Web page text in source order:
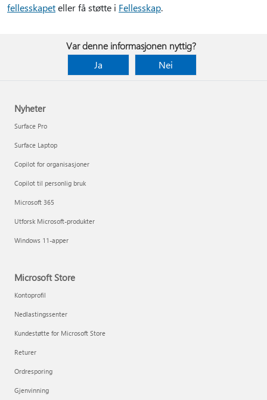
fellesskapeteller få støtte i Fellesskap.
Var denne informasjonen nyttig?
Ja
Nei
Nyheter
Surface Pro
Surface Laptop
Copilot for organisasjoner
Copilot til personlig bruk
Microsoft 365
Utforsk Microsoft-produkter
Windows 11-apper
Microsoft Store
Kontoprofil
Nedlastingssenter
Kundestøtte for Microsoft Store
Returer
Ordresporing
Gjenvinning